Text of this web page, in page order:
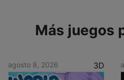
Más juegos
agosto 8, 2026 3D